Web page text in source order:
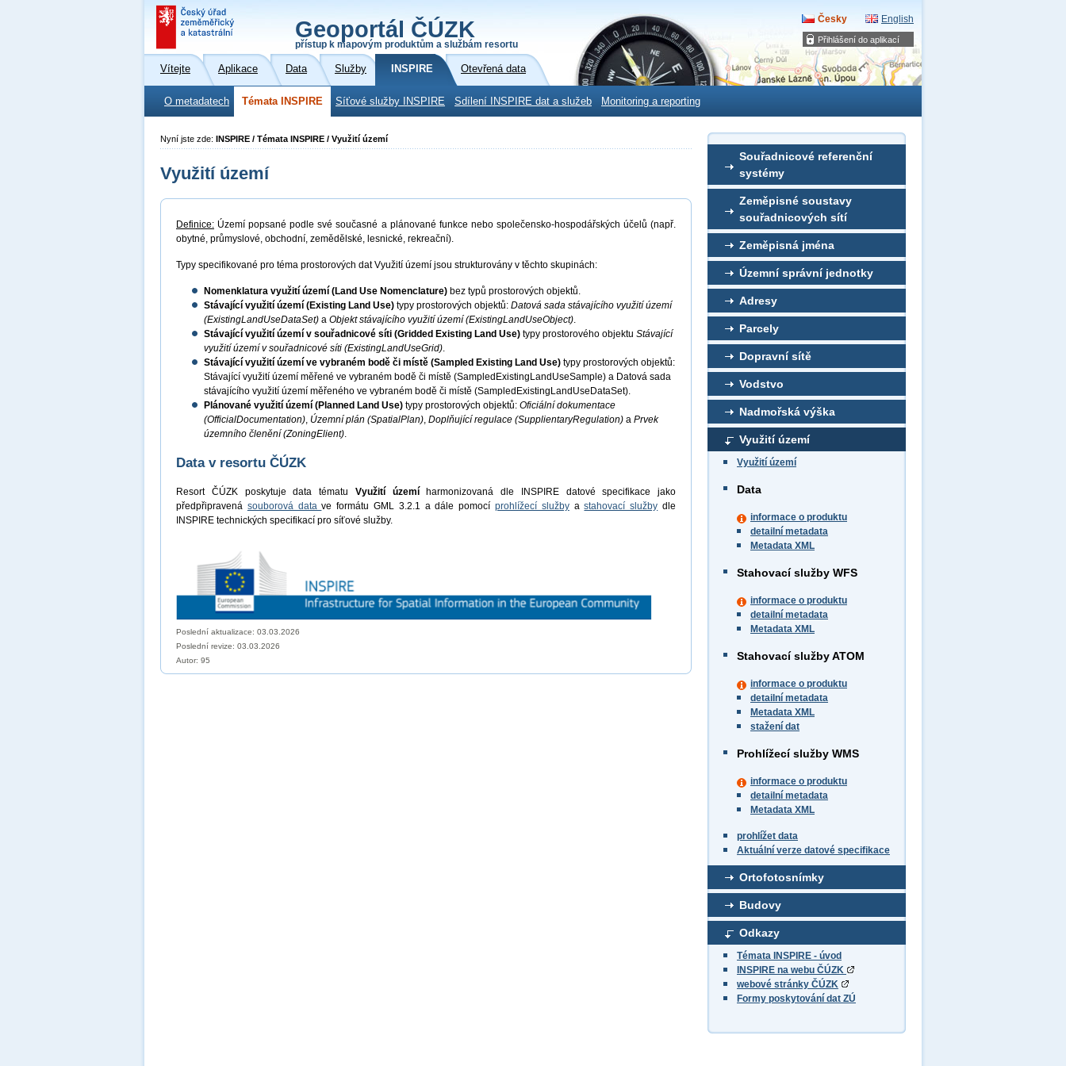
Přihlášení do aplikací
Geoportál ČÚZK
přístup k mapovým produktům a službám resortu
Česky English
Vítejte Aplikace Data Služby INSPIRE Otevřená data
O metadatech Témata INSPIRE Síťové služby INSPIRE Sdílení INSPIRE dat a služeb Monitoring a reporting
Souřadnicové referenční
systémy
Zeměpisné soustavy
souřadnicových sítí
Zeměpisná jména
Územní správní jednotky
Adresy
Parcely
Dopravní sítě
Vodstvo
Nadmořská výška
Využití území
Využití území
Data
informace o produktu
detailní metadata
Metadata XML
Stahovací služby WFS
informace o produktu
detailní metadata
Metadata XML
Stahovací služby ATOM
informace o produktu
detailní metadata
Metadata XML
stažení dat
Prohlížecí služby WMS
informace o produktu
detailní metadata
Metadata XML
prohlížet data
Aktuální verze datové specifikace
Ortofotosnímky
Budovy
Odkazy
Témata INSPIRE - úvod
INSPIRE na webu ČÚZK
webové stránky ČÚZK
Formy poskytování dat ZÚ
Nyní jste zde: INSPIRE / Témata INSPIRE / Využití území
Využití území
Definice: Území popsané podle své současné a plánované funkce nebo společensko-hospodářských účelů (např.
obytné, průmyslové, obchodní, zemědělské, lesnické, rekreační).
Typy specifikované pro téma prostorových dat Využití území jsou strukturovány v těchto skupinách:
Nomenklatura využití území (Land Use Nomenclature) bez typů prostorových objektů.
Stávající využití území (Existing Land Use) typy prostorových objektů: Datová sada stávajícího využití území
(ExistingLandUseDataSet) a Objekt stávajícího využití území (ExistingLandUseObject).
Stávající využití území v souřadnicové síti (Gridded Existing Land Use) typy prostorového objektu Stávající
využití území v souřadnicové síti (ExistingLandUseGrid).
Stávající využití území ve vybraném bodě či místě (Sampled Existing Land Use) typy prostorových objektů:
Stávající využití území měřené ve vybraném bodě či místě (SampledExistingLandUseSample) a Datová sada
stávajícího využití území měřeného ve vybraném bodě či místě (SampledExistingLandUseDataSet).
Plánované využití území (Planned Land Use) typy prostorových objektů: Oficiální dokumentace
(OfficialDocumentation), Územní plán (SpatialPlan), Doplňující regulace (SupplientaryRegulation) a Prvek
územního členění (ZoningElient).
Data v resortu ČÚZK
Resort ČÚZK poskytuje data tématu Využití územíharmonizovaná dle INSPIRE datové specifikace jako
předpřipravená souborová datave formátu GML 3.2.1 a dále pomocíprohlížecí službyastahovací služby dle
INSPIRE technických specifikací pro síťové služby.
Poslední aktualizace: 03.03.2026
Poslední revize: 03.03.2026
Autor: 95